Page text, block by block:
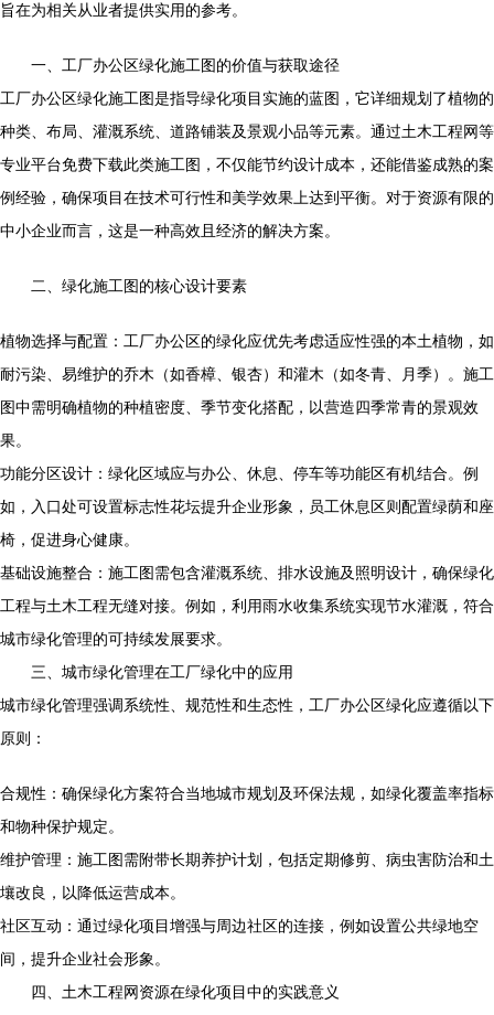
旨在为相关从业者提供实用的参考。
一、工厂办公区绿化施工图的价值与获取途径
工厂办公区绿化施工图是指导绿化项目实施的蓝图，它详细规划了植物的
种类、布局、灌溉系统、道路铺装及景观小品等元素。通过土木工程网等
专业平台免费下载此类施工图，不仅能节约设计成本，还能借鉴成熟的案
例经验，确保项目在技术可行性和美学效果上达到平衡。对于资源有限的
中小企业而言，这是一种高效且经济的解决方案。
二、绿化施工图的核心设计要素
植物选择与配置：工厂办公区的绿化应优先考虑适应性强的本土植物，如
耐污染、易维护的乔木（如香樟、银杏）和灌木（如冬青、月季）。施工
图中需明确植物的种植密度、季节变化搭配，以营造四季常青的景观效
果。
功能分区设计：绿化区域应与办公、休息、停车等功能区有机结合。例
如，入口处可设置标志性花坛提升企业形象，员工休息区则配置绿荫和座
椅，促进身心健康。
基础设施整合：施工图需包含灌溉系统、排水设施及照明设计，确保绿化
工程与土木工程无缝对接。例如，利用雨水收集系统实现节水灌溉，符合
城市绿化管理的可持续发展要求。
三、城市绿化管理在工厂绿化中的应用
城市绿化管理强调系统性、规范性和生态性，工厂办公区绿化应遵循以下
原则：
合规性：确保绿化方案符合当地城市规划及环保法规，如绿化覆盖率指标
和物种保护规定。
维护管理：施工图需附带长期养护计划，包括定期修剪、病虫害防治和土
壤改良，以降低运营成本。
社区互动：通过绿化项目增强与周边社区的连接，例如设置公共绿地空
间，提升企业社会形象。
四、土木工程网资源在绿化项目中的实践意义